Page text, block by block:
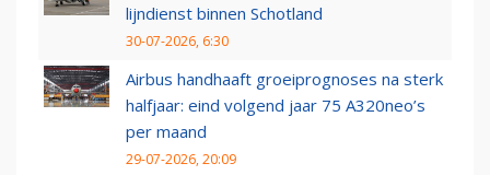
lijndienst binnen Schotland
30-07-2026, 6:30
Airbus handhaaft groeiprognoses na sterk
halfjaar: eind volgend jaar 75 A320neo’s
per maand
29-07-2026, 20:09